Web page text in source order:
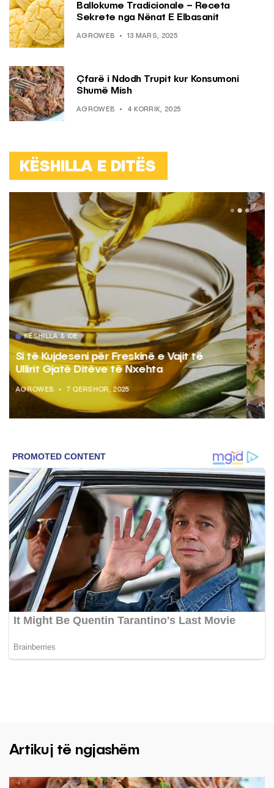
Ballokume Tradicionale – Receta
Sekrete nga Nënat E Elbasanit
AGROWEB 13 MARS, 2025
Çfarë i Ndodh Trupit kur Konsumoni
Shumë Mish
AGROWEB 4 KORRIK, 2025
KËSHILLA E DITËS
KËSHILLA & IDE
Pse Nuk Duhet të Përdorni Letrën e
Aluminit për Ruajtjen e Ushqimeve
AGROWEB 7 QERSHOR, 2025
Artikuj të ngjashëm